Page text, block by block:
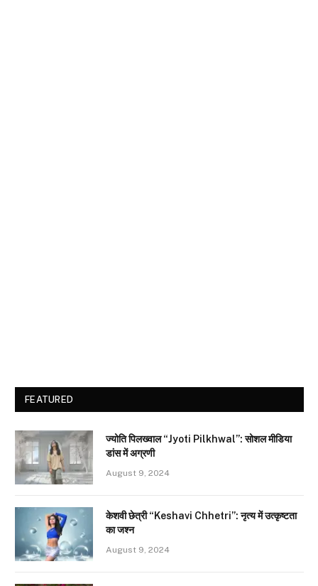
FEATURED
ज्योति पिलख्वाल “Jyoti Pilkhwal”: सोशल मीडिया
डांस में अग्रणी
August 9, 2024
केशवी छेत्री “Keshavi Chhetri”: नृत्य में उत्कृष्टता
का जश्न
August 9, 2024